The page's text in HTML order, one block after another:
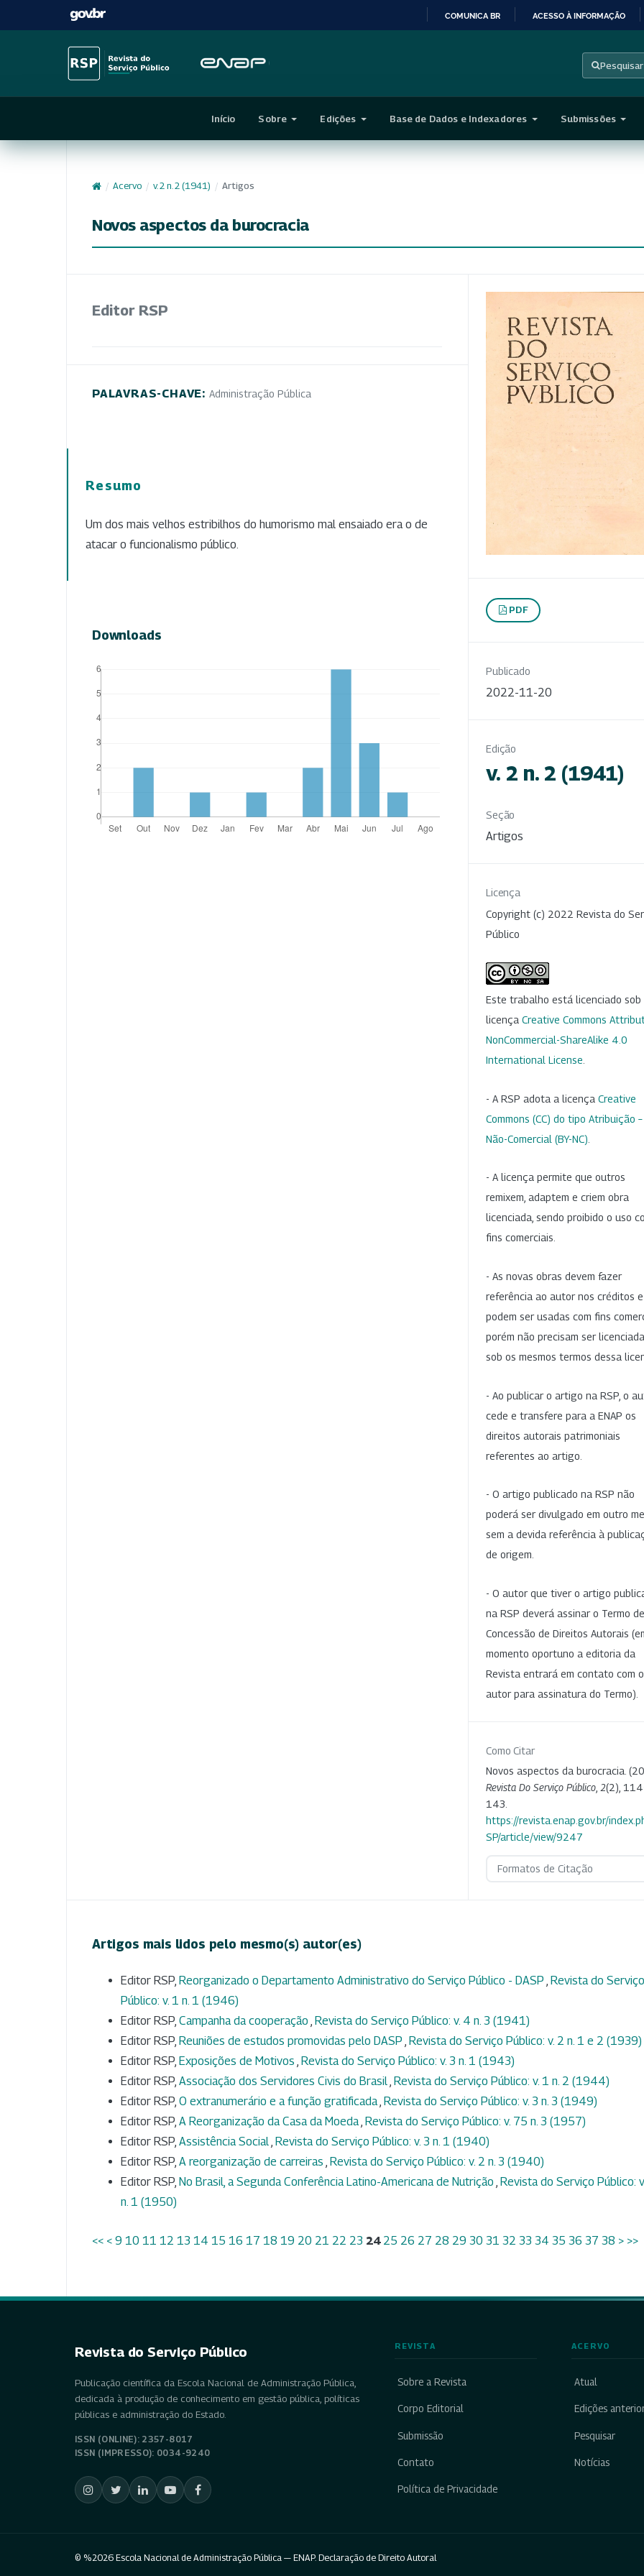
CONTEÚDO
COMUNICA BR ACESSO À INFORMAÇÃO
Pesquisar
Início Sobre Edições Base de Dados e Indexadores Submissões
/ Acervo / v. 2 n. 2 (1941) / Artigos
Novos aspectos da burocracia
Editor RSP
PALAVRAS-CHAVE: Administração Pública
Resumo
Um dos mais velhos estribilhos do humorismo mal ensaiado era o de
atacar o funcionalismo público.
Downloads
PDF
Publicado
2022-11-20
Edição
v. 2 n. 2 (1941)
Seção
Artigos
Licença
Copyright (c) 2022 Revista do
Público
Este trabalho está licenciado sob
licença Creative Commons
NonCommercial-ShareAlike 4.0
International License
- A RSP adota a licença Creative
Commons (CC) do tipo Atribuição –
Não-Comercial (BY-NC)
- A licença permite que outros
remixem, adaptem e criem obra
licenciada, sendo proibido o uso
fins comerciais.
- As novas obras devem fazer
referência ao autor nos créditos
podem ser usadas com fins
porém não precisam ser
sob os mesmos termos dessa
- Ao publicar o artigo na RSP, o
cede e transfere para a ENAP os
direitos autorais patrimoniais
referentes ao artigo.
- O artigo publicado na RSP não
poderá ser divulgado em outro
sem a devida referência à
de origem.
- O autor que tiver o artigo
na RSP deverá assinar o Termo de
Concessão de Direitos Autorais
momento oportuno a editoria da
Revista entrará em contato com o
autor para assinatura do Termo).
Como Citar
Novos aspectos da burocracia.
Revista Do Serviço Público 2(2),
143.
https://revista.enap.gov.br/
SP/article/view/9247
Formatos de Citação
Artigos mais lidos pelo mesmo(s) autor(es)
Editor RSP, Reorganizado o Departamento Administrativo do Serviço Público - DASP , Revista do Serviço
Público: v. 1 n. 1 (1946)
Editor RSP, Campanha da cooperação , Revista do Serviço Público: v. 4 n. 3 (1941)
Editor RSP, Reuniões de estudos promovidas pelo DASP , Revista do Serviço Público: v. 2 n. 1 e 2 (1939)
Editor RSP, Exposições de Motivos , Revista do Serviço Público: v. 3 n. 1 (1943)
Editor RSP, Associação dos Servidores Civis do Brasil, Revista do Serviço Público: v. 1 n. 2 (1944)
Editor RSP, O extranumerário e a função gratificada, Revista do Serviço Público: v. 3 n. 3 (1949)
Editor RSP, A Reorganização da Casa da Moeda, Revista do Serviço Público: v. 75 n. 3 (1957)
Editor RSP, Assistência Social, Revista do Serviço Público: v. 3 n. 1 (1940)
Editor RSP, A reorganização de carreiras , Revista do Serviço Público: v. 2 n. 3 (1940)
Editor RSP, No Brasil, a Segunda Conferência Latino-Americana de Nutrição , Revista do Serviço Público:
n. 1 (1950)
<< < 9 10 11 12 13 14 15 16 17 18 19 20 21 22 23 24 25 26 27 28 29 30 31 32 33 34 35 36 37 38 > >>
Revista do Serviço Público
Publicação científica da Escola Nacional de Administração Pública,
dedicada à produção de conhecimento em gestão pública, políticas
públicas e administração do Estado.
ISSN (ONLINE): 2357-8017
ISSN (IMPRESSO): 0034-9240
REVISTA
Sobre a Revista
Corpo Editorial
Submissão
Contato
Política de Privacidade
ACERVO
Atual
Edições
Pesquisar
Notícias
© %2026 Escola Nacional de Administração Pública — ENAP. Declaração de Direito Autoral